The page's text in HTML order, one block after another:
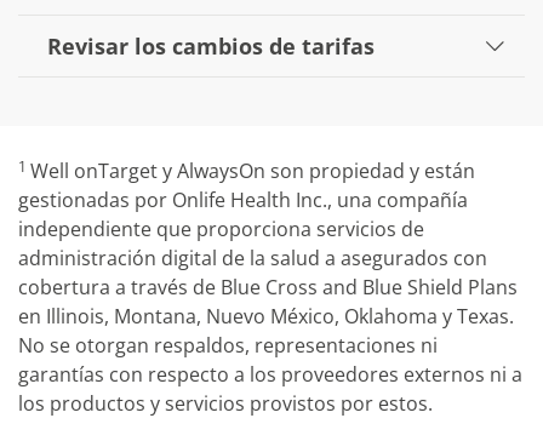
Revisar los cambios de tarifas
1 Well onTarget y AlwaysOn son propiedad y están
gestionadas por Onlife Health Inc., una compañía
independiente que proporciona servicios de
administración digital de la salud a asegurados con
cobertura a través de Blue Cross and Blue Shield Plans
en Illinois, Montana, Nuevo México, Oklahoma y Texas.
No se otorgan respaldos, representaciones ni
garantías con respecto a los proveedores externos ni a
los productos y servicios provistos por estos.